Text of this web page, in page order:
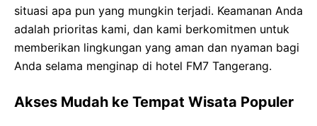
situasi apa pun yang mungkin terjadi. Keamanan Anda
adalah prioritas kami, dan kami berkomitmen untuk
memberikan lingkungan yang aman dan nyaman bagi
Anda selama menginap di hotel FM7 Tangerang.
Akses Mudah ke Tempat Wisata Populer